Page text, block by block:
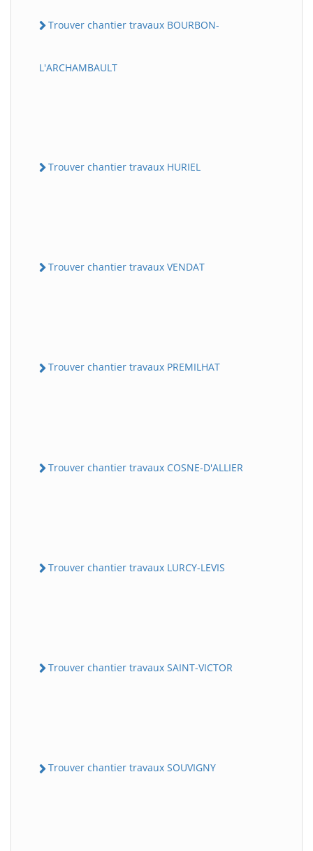
Trouver chantier travaux BOURBON-
L'ARCHAMBAULT
Trouver chantier travaux HURIEL
Trouver chantier travaux VENDAT
Trouver chantier travaux PREMILHAT
Trouver chantier travaux COSNE-D'ALLIER
Trouver chantier travaux LURCY-LEVIS
Trouver chantier travaux SAINT-VICTOR
Trouver chantier travaux SOUVIGNY